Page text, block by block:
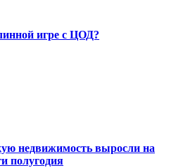
игре с ЦОД?
недвижимость выросли на
полугодия